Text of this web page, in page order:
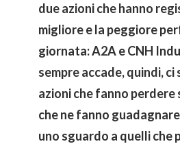
due azioni che hanno
migliore e la peggiore
giornata: A2A e CNH
sempre accade, quindi,
azioni che fanno perdere
che ne fanno
uno sguardo a quelli che